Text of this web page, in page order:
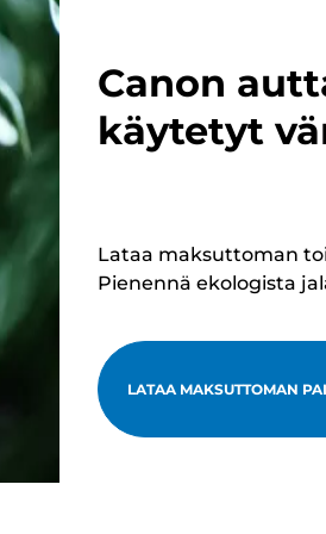
Canon
käytetyt
Lataa maksuttoman
Pienennä ekologista
LATAA MAKSUTTOMAN